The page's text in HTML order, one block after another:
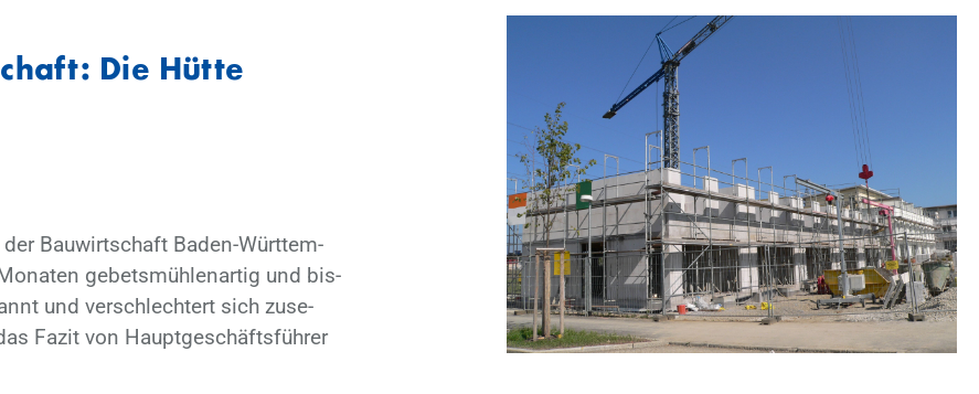
Die Hüt­te
Bau­wirt­schaft Ba­den-Würt­tem­
ge­bets­müh­len­ar­tig und bis­
und ver­schlech­tert sich zu­se­
Fa­zit von Haupt­ge­schäfts­füh­rer